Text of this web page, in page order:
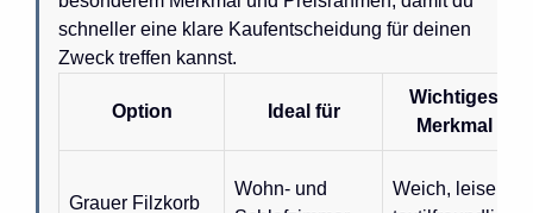
schneller eine klare Kaufentscheidung für deinen
Zweck treffen kannst.
Option Ideal für
Wichtiges
Merkmal
Grauer Filzkorb
Wohn- und
Weich, leise,